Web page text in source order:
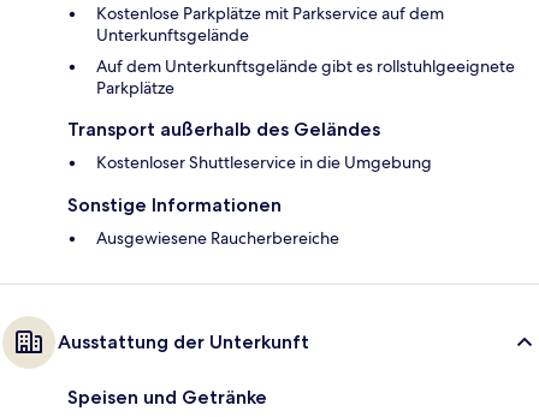
Kostenlose Parkplätze mit Parkservice auf dem
Unterkunftsgelände
Auf dem Unterkunftsgelände gibt es rollstuhlgeeignete
Parkplätze
Transport außerhalb des Geländes
Kostenloser Shuttleservice in die Umgebung
Sonstige Informationen
Ausgewiesene Raucherbereiche
Ausstattung der Unterkunft
Speisen und Getränke